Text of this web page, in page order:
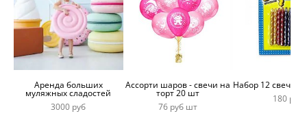
Аренда больших
муляжных сладостей
3000 руб
Ассорти шаров - свечи на
торт 20 шт
76 руб шт
Набор 12 свечей
180 руб